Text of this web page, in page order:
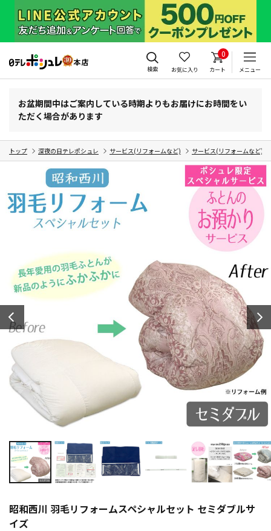
検索 お気に入り
0
カート メニュー
お盆期間中はご案内している時期よりもお届けにお時間をい
ただく場合があります
トップ 深夜の日テレポシュレ サービス(リフォームなど) サービス(リフォームなど)
昭和西川 羽毛リフォームスペシャルセット セミダブルサ
イズ